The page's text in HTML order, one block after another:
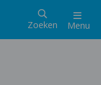
Zoeken Menu